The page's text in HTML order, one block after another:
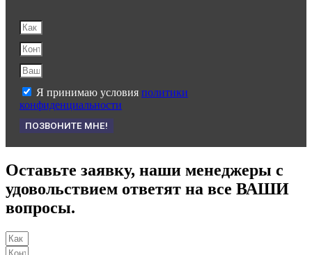
Я принимаю условия политики
конфиденциальности
ПОЗВОНИТЕ МНЕ!
Оставьте заявку, наши менеджеры с
удовольствием ответят на все ВАШИ
вопросы.